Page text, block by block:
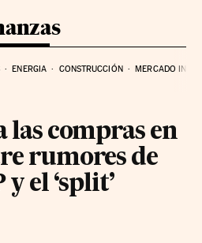
ENERGIA CONSTRUCCIÓN MERCADO
las compras en
rumores de
el ‘split’